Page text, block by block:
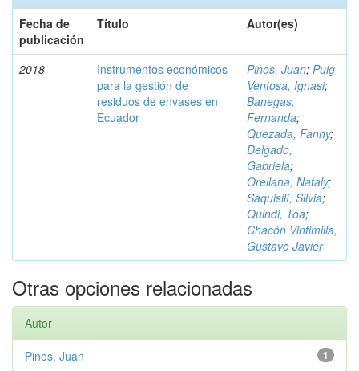
Fecha de
publicación
Título Autor(es)
2018
Instrumentos económicos
para la gestión de
residuos de envases en
Ecuador
Pinos, Juan; Puig
Ventosa, Ignasi;
Banegas,
Fernanda;
Quezada, Fanny;
Delgado,
Gabriela;
Orellana, Nataly;
Saquisilí, Silvia;
Quindi, Toa;
Chacón Vintimilla,
Gustavo Javier
Otras opciones relacionadas
Autor
1
Pinos, Juan